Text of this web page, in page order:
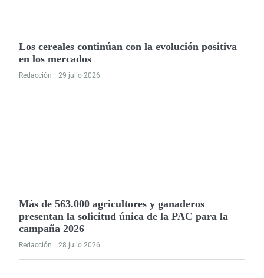
Los cereales continúan con la evolución positiva
en los mercados
Redacción 29 julio 2026
Más de 563.000 agricultores y ganaderos
presentan la solicitud única de la PAC para la
campaña 2026
Redacción 28 julio 2026